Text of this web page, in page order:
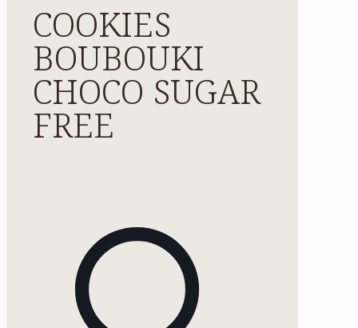
COOKIES
BOUBOUKI
CHOCO SUGAR
FREE